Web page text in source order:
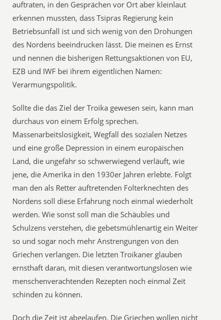
auftraten, in den Gesprächen vor Ort aber kleinlaut
erkennen mussten, dass Tsipras Regierung kein
Betriebsunfall ist und sich wenig von den Drohungen
des Nordens beeindrucken lässt. Die meinen es Ernst
und nennen die bisherigen Rettungsaktionen von EU,
EZB und IWF bei ihrem eigentlichen Namen:
Verarmungspolitik.
Sollte die das Ziel der Troika gewesen sein, kann man
durchaus von einem Erfolg sprechen.
Massenarbeitslosigkeit, Wegfall des sozialen Netzes
und eine große Depression in einem europäischen
Land, die ungefähr so schwerwiegend verläuft, wie
jene, die Amerika in den 1930er Jahren erlebte. Folgt
man den als Retter auftretenden Folterknechten des
Nordens soll diese Erfahrung noch einmal wiederholt
werden. Wie sonst soll man die Schäubles und
Schulzens verstehen, die gebetsmühlenartig ein Weiter
so und sogar noch mehr Anstrengungen von den
Griechen verlangen. Die letzten Troikaner glauben
ernsthaft daran, mit diesen verantwortungslosen wie
menschenverachtenden Rezepten noch einmal Zeit
schinden zu können.
Doch die Zeit ist abgelaufen. Die Griechen wollen nicht